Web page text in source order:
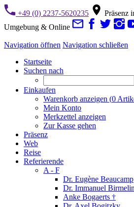
+49 (0) 2237-5620235
Präsenz
Umgebung & Online
Navigation öffnen Navigation schließen
Startseite
Suchen nach
Einkaufen
Warenkorb anzeigen (0
Mein Konto
Merkzettel anzeigen
Zur Kasse gehen
Präsenz
Web
Reise
Referierende
A - F
Dr. Eugène Beaucamp
Dr. Immanuel Birmelin
Anke Bogaerts †